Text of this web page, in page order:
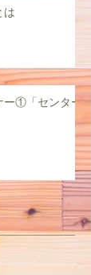
は
ー①「センター